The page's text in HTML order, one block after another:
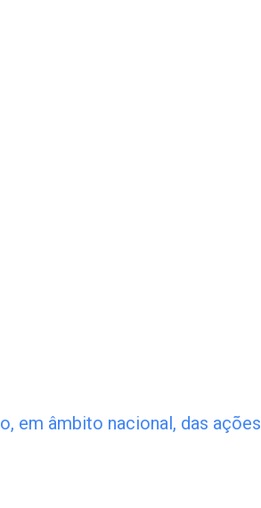
em âmbito nacional, das ações